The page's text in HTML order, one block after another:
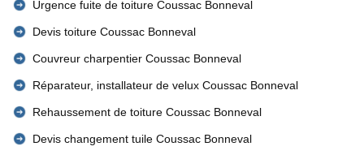
Urgence fuite de toiture Coussac Bonneval
Devis toiture Coussac Bonneval
Couvreur charpentier Coussac Bonneval
Réparateur, installateur de velux Coussac Bonneval
Rehaussement de toiture Coussac Bonneval
Devis changement tuile Coussac Bonneval